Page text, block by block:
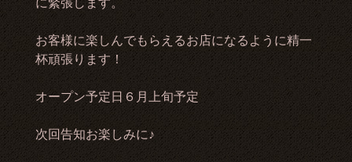
お客様に楽しんでもらえるお店になるように精一
杯頑張ります！
オープン予定日６月上旬予定
次回告知お楽しみに♪